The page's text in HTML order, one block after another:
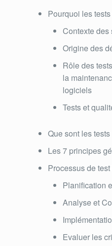
Pourquoi les
Contexte
Origine des
Rôle des
la
logiciels
Tests et
Que sont les tests
Les 7 principes
Processus de
Planification
Analyse et
Evaluer les